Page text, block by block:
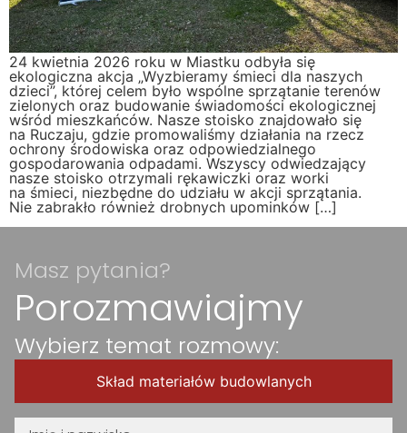
24 kwietnia 2026 roku w Miastku odbyła się
ekologiczna akcja „Wyzbieramy śmieci dla naszych
dzieci”, której celem było wspólne sprzątanie terenów
zielonych oraz budowanie świadomości ekologicznej
wśród mieszkańców. Nasze stoisko znajdowało się
na Ruczaju, gdzie promowaliśmy działania na rzecz
ochrony środowiska oraz odpowiedzialnego
gospodarowania odpadami. Wszyscy odwiedzający
nasze stoisko otrzymali rękawiczki oraz worki
na śmieci, niezbędne do udziału w akcji sprzątania.
Nie zabrakło również drobnych upominków […]
Masz pytania?
Porozmawiajmy
Wybierz temat rozmowy:
Skład materiałów budowlanych